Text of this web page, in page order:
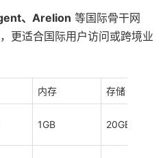
、Arelion 等国际骨干网
更适合国际用户访问或跨境业
内存 存储
1GB 20GB